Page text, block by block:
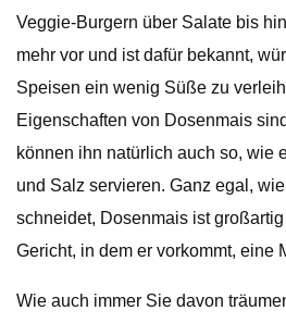
Veggie-Burgern über Salate bis
mehr vor und ist dafür bekannt,
Speisen ein wenig Süße zu
Eigenschaften von Dosenmais
können ihn natürlich auch so, wie
und Salz servieren. Ganz egal,
schneidet, Dosenmais ist
Gericht, in dem er vorkommt, eine
Wie auch immer Sie davon